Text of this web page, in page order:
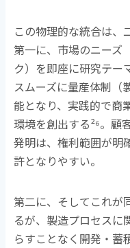
この物理的な統合は、
第一に、市場のニーズ
ク）を即座に研究テー
スムーズに量産体制（
能となり、実践的で商
環境を創出する²⁶。顧
発明は、権利範囲が明
許となりやすい。
第二に、そしてこれが
るが、製造プロセスに
らすことなく開発・蓄